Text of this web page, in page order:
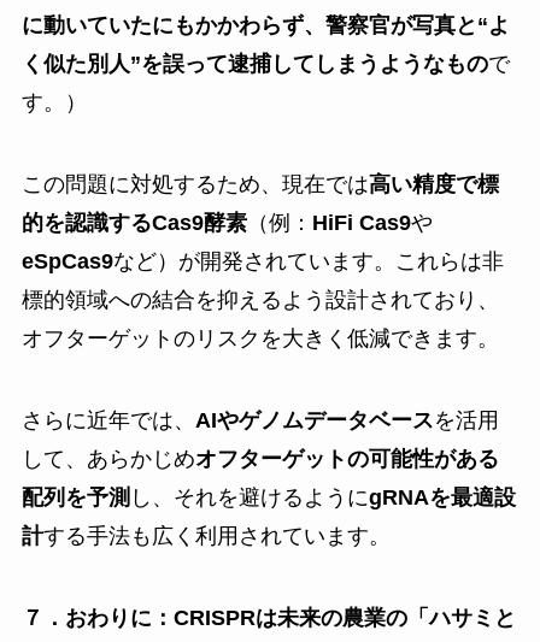
に動いていたにもかかわらず、警察官が写真と“よ
く似た別人”を誤って逮捕してしまうようなもので
す。）
この問題に対処するため、現在では高い精度で標
的を認識するCas9酵素（例： HiFi Cas9や
eSpCas9など）が開発されています。これらは非
標的領域への結合を抑えるよう設計されており、
オフターゲットのリスクを大きく低減できます。
さらに近年では、 AIやゲノムデータベースを活用
して、あらかじめオフターゲットの可能性がある
配列を予測 し、それを避けるようにgRNAを最適設
計する手法も広く利用されています。
７．おわりに：CRISPRは未来の農業の「ハサミと